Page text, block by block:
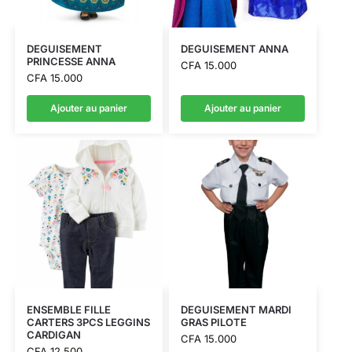
DEGUISEMENT
PRINCESSE ANNA
CFA15.000
Ajouter au panier
DEGUISEMENT ANNA
CFA15.000
Ajouter au panier
ENSEMBLE FILLE
CARTERS 3PCS LEGGINS
CARDIGAN
DEGUISEMENT MARDI
GRAS PILOTE
CFA15.000